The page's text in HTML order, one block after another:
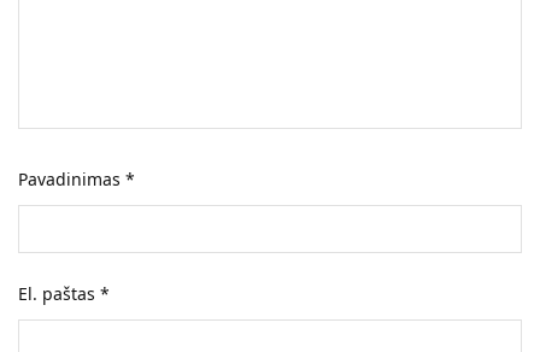
Pavadinimas*
El. paštas*